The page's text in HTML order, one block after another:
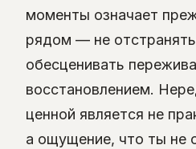
моменты означает
рядом — не
обесценивать
восстановлением.
ценной является не
а ощущение, что ты не